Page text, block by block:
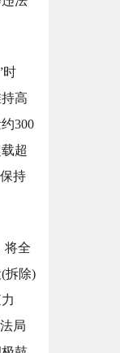
时
高
300
超
持
将全
拆除)
局